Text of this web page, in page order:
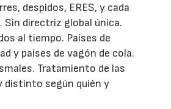
despidos, ERES, y cada
Sin directriz global única.
al tiempo. Países de
y países de vagón de cola.
Tratamiento de las
distinto según quién y